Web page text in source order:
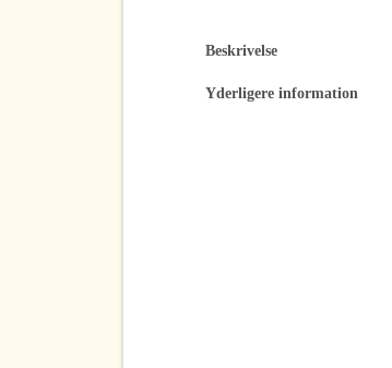
Beskrivelse
Yderligere information